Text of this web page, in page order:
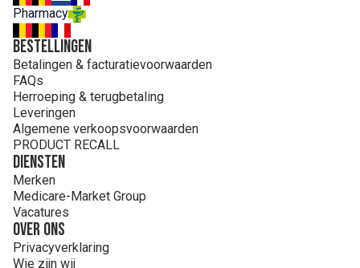
Pharmacy
Bestellingen
Betalingen & facturatievoorwaarden
FAQs
Herroeping & terugbetaling
Leveringen
Algemene verkoopsvoorwaarden
PRODUCT RECALL
Diensten
Merken
Medicare-Market Group
Vacatures
Over ons
Privacyverklaring
Wie zijn wij